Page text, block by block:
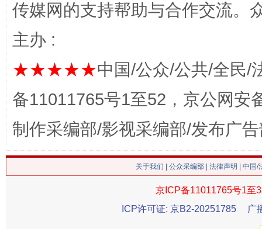
这是一记警钟！ 谢
传媒网的支持帮助与合作交流。
主办 :
★★★★★中国/公众/公共/全民/
备11011765号1至52，京公网安
制作采编部/影视采编部/发布广
关于我们 公众采编部 法律声明 | 中国
京ICP备11011765号1至
ICP许可证: 京B2-20251785
广